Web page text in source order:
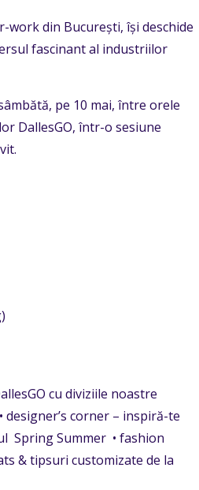
work din București, își deschide
fascinant al industriilor
pe 10 mai, între orele
DallesGO, într-o sesiune
cu diviziile noastre
corner – inspiră-te
Spring Summer • fashion
& tipsuri customizate de la